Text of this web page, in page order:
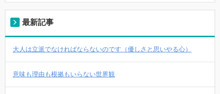
最新記事
大人は立派でなければならないのです（優しさと思いやる心）
意味も理由も根拠もいらない世界観